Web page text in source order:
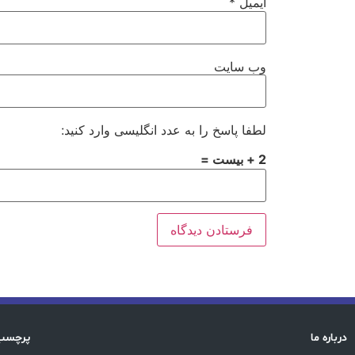
وب‌ سایت
لطفا پاسخ را به عدد انگلیسی وارد کنید:
2 + بیست =
درباره ما